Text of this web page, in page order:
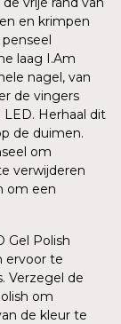
en krimpen
laag I.Am
nagel, van
de vingers
Herhaal dit
de duimen.
om
verwijderen
om een
Gel Polish
ervoor te
Verzegel de
om
de kleur te